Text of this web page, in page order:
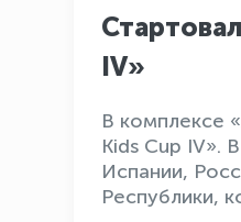
IV»
В комплексе
Kids Cup IV».
Испании,
Республики,